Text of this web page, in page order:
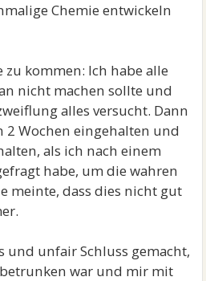
Chemie entwickeln
kommen: Ich habe alle
nicht machen sollte und
alles versucht. Dann
2 Wochen eingehalten und
als ich nach einem
habe, um die wahren
meinte, dass dies nicht gut
und unfair Schluss gemacht,
war und mir mit